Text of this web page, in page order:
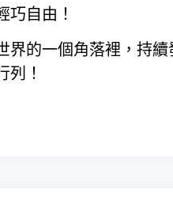
巧自由！
界的一個角落裡，持
列！